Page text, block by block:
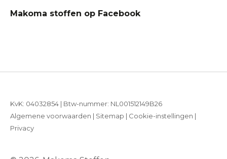
Makoma stoffen op Facebook
KvK: 04032854 | Btw-nummer: NL001512149B26
Algemene voorwaarden | Sitemap | Cookie-instellingen |
Privacy